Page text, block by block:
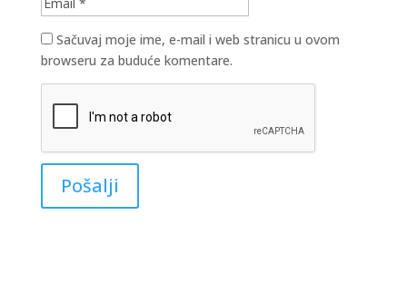
Sačuvaj moje ime, e-mail i web stranicu u ovom
browseru za buduće komentare.